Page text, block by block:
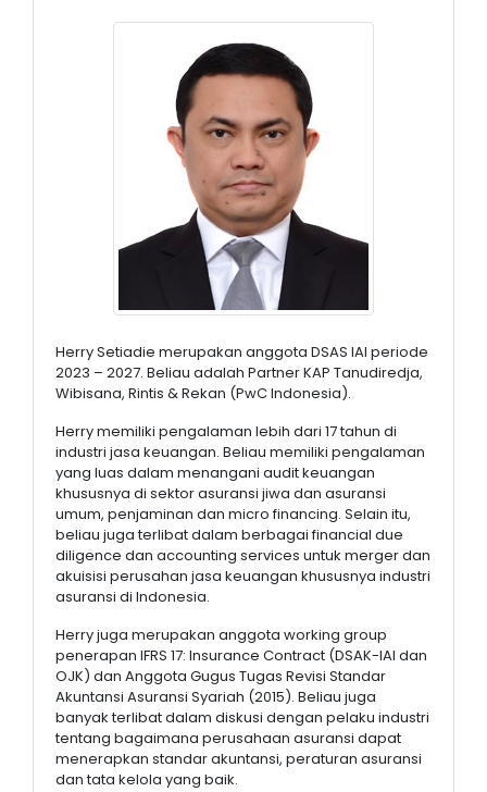
Herry Setiadie merupakan anggota DSAS IAI periode
2023 – 2027. Beliau adalah Partner KAP Tanudiredja,
Wibisana, Rintis & Rekan (PwC Indonesia).
Herry memiliki pengalaman lebih dari 17 tahun di
industri jasa keuangan. Beliau memiliki pengalaman
yang luas dalam menangani audit keuangan
khususnya di sektor asuransi jiwa dan asuransi
umum, penjaminan dan micro financing. Selain itu,
beliau juga terlibat dalam berbagai financial due
diligence dan accounting services untuk merger dan
akuisisi perusahan jasa keuangan khususnya industri
asuransi di Indonesia.
Herry juga merupakan anggota working group
penerapan IFRS 17: Insurance Contract (DSAK-IAI dan
OJK) dan Anggota Gugus Tugas Revisi Standar
Akuntansi Asuransi Syariah (2015). Beliau juga
banyak terlibat dalam diskusi dengan pelaku industri
tentang bagaimana perusahaan asuransi dapat
menerapkan standar akuntansi, peraturan asuransi
dan tata kelola yang baik.